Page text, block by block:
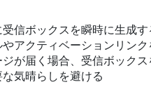
信ボックスを瞬時に生成す
アクティベーションリンク
が届く場合、受信ボック
気晴らしを避ける